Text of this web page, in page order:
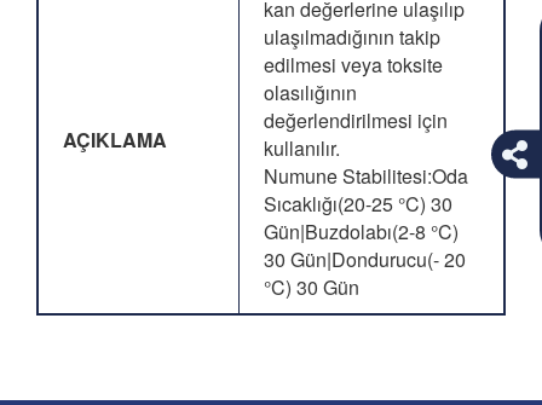
AÇIKLAMA
kan değerlerine ulaşılıp
ulaşılmadığının takip
edilmesi veya toksite
olasılığının
değerlendirilmesi için
kullanılır.
Numune Stabilitesi:Oda
Sıcaklığı(20-25 °C) 30
Gün|Buzdolabı(2-8 °C)
30 Gün|Dondurucu(- 20
°C) 30 Gün